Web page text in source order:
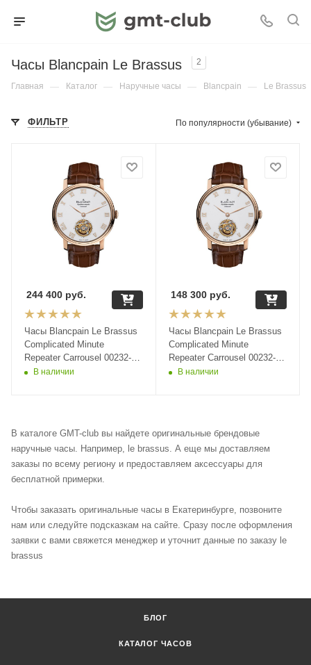
Часы Blancpain Le Brassus 2
Главная — Каталог — Наручные часы — Blancpain — Le Brassus
ФИЛЬТР По популярности (убывание)
Часы Blancpain Le Brassus
Complicated Minute
Repeater Carrousel 00232-
3631-55B
В наличии
244 400 руб.
Часы Blancpain Le Brassus
Complicated Minute
Repeater Carrousel 00232-
3631-55B
В наличии
148 300руб.
В каталоге GMT-club вы найдете оригинальные брендовые
наручные часы. Например, le brassus. А еще мы доставляем
заказы по всему региону и предоставляем аксессуары для
бесплатной примерки.
Чтобы заказать оригинальные часы в Екатеринбурге, позвоните
нам или следуйте подсказкам на сайте. Сразу после оформления
заявки с вами свяжется менеджер и уточнит данные по заказу le
brassus
БЛОГ
КАТАЛОГ ЧАСОВ